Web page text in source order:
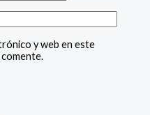
y web en este